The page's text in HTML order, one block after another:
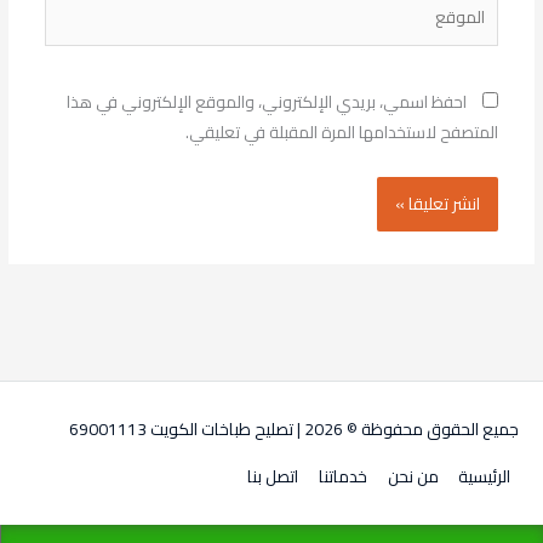
احفظ اسمي، بريدي الإلكتروني، والموقع الإلكتروني في هذا
المتصفح لاستخدامها المرة المقبلة في تعليقي.
جميع الحقوق محفوظة © 2026 |
تصليح طباخات الكويت 69001113
الرئيسية
من نحن خدماتنا اتصل بنا